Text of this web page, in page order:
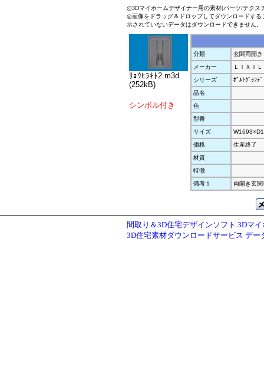
◎3Dマイホームデザイナー用の素材(パーツ/テクス
◎画像をドラッグ＆ドロップしてダウンロードす
示されていないデータはダウンロードできません。
ﾘｮｳﾋﾗｷﾄ2.m3d
(252kB)
シンボル付き
分類
玄関両開き
メーカー
ＬＩＸＩＬ
シリーズ
ﾎﾟﾙﾄｸﾞﾗﾝﾃﾞ
品名
色
型番
サイズ
価格
生産終了
材質
特徴
備考１
両開き玄関
間取り＆3D住宅デザインソフト 3Dマ
3D住宅素材ダウンロードサービス デー